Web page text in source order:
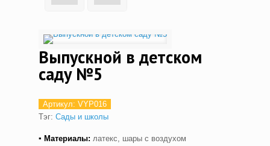
Выпускной в детском
саду №5
Артикул: VYP016
Тэг: Сады и школы
▪ Материалы: латекс, шары с воздухом